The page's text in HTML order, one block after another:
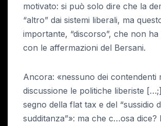
motivato: si può solo dire che la
“altro” dai sistemi liberali, ma
importante, “discorso”, che non
con le affermazioni del Bersani.
Ancora: «nessuno dei contendenti
discussione le politiche liberiste
segno della flat tax e del “sussidio
sudditanza”»: ma che c…osa dice?